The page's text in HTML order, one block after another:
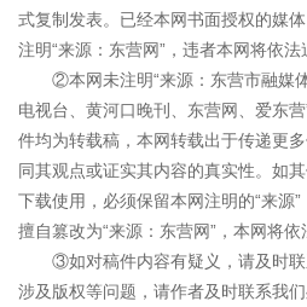
式复制发表。已经本网书面授权的媒
注明“来源：东营网”，违者本网将依法
②本网未注明“来源：东营市融媒
电视台、黄河口晚刊、东营网、爱东
件均为转载稿，本网转载出于传递更
同其观点或证实其内容的真实性。如
下载使用，必须保留本网注明的“来源
擅自篡改为“来源：东营网”，本网将依
③如对稿件内容有疑义，请及时
涉及版权等问题，请作者及时联系我们